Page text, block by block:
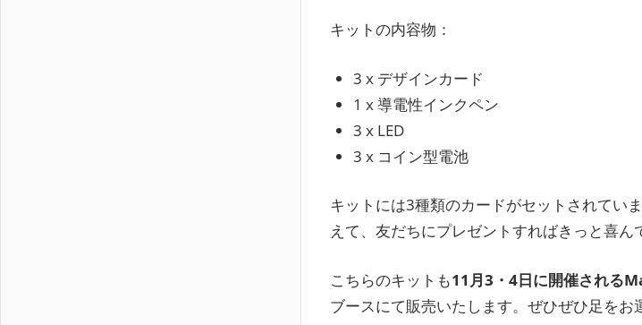
キットの内容物：
3 x デザインカード
1 x 導電性インクペン
3 x LED
3 x コイン型電池
キットには3種類のカードがセットされてい
えて、友だちにプレゼントすればきっと喜ん
こちらのキットも11月3・4日に開催される
ブースにて販売いたします。ぜひぜひ足をお